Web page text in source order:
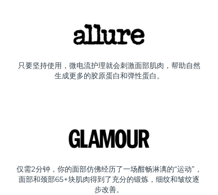
只要坚持使用，微电流护理就会刺激面部肌肉，帮助自然
生成更多的胶原蛋白和弹性蛋白。
仅需2分钟，你的面部仿佛经历了一场酣畅淋漓的“运动”，
面部和颈部65+块肌肉得到了充分的锻炼，细纹和皱纹逐
步改善。